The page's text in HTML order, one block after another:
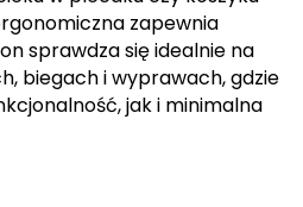
zapewnia
sprawdza się idealnie na
biegach i wyprawach, gdzie
jak i minimalna